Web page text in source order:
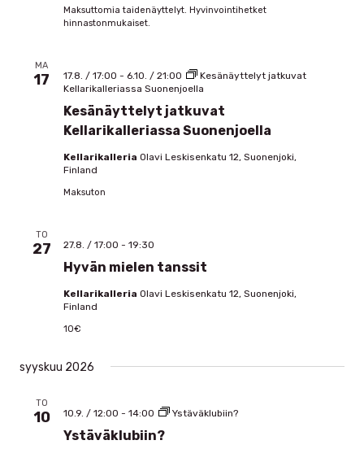
Maksuttomia taidenäyttelyt. Hyvinvointihetket
hinnastonmukaiset.
MA
17
Kesänäyttelyt jatkuvat
Kellarikalleriassa Suonenjoella
17.8. / 17:00 - 6.10. / 21:00
Kesänäyttelyt jatkuvat
Kellarikalleriassa Suonenjoella
Kellarikalleria Olavi Leskisenkatu 12, Suonenjoki,
Finland
Maksuton
TO
27
Hyvän mielen tanssit
27.8. / 17:00 - 19:30
Kellarikalleria Olavi Leskisenkatu 12, Suonenjoki,
Finland
10€
syyskuu 2026
TO
10
Ystäväklubiin?
10.9. / 12:00 - 14:00 Ystäväklubiin?